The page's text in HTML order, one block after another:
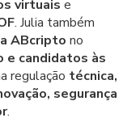
virtuais e
. Julia também
ABcripto no
e candidatos às
regulação técnica,
segurança
.